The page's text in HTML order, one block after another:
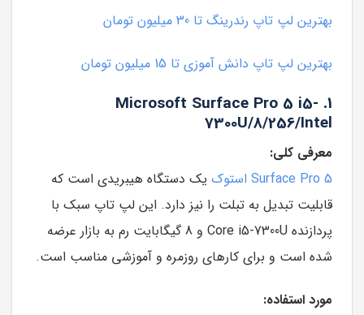
بهترین لپ تاپ رندرینگ تا 30 میلیون تومان
بهترین لپ تاپ دانش آموزی تا 15 میلیون تومان
1. Microsoft Surface Pro 5 i5-
7300U/8/256/Intel
معرفی کلی:
Surface Pro 5 استوک
یک دستگاه هیبریدی است که
قابلیت تبدیل به تبلت را نیز دارد. این لپ تاپ سبک با
پردازنده Core i5-7300U و 8 گیگابایت رم به بازار عرضه
شده است و برای کارهای روزمره و آموزشی مناسب است.
مورد استفاده: